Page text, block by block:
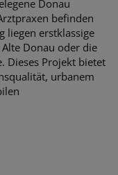
Donau
befinden
liegen erstklassige
Donau oder die
Dieses Projekt bietet
urbanem